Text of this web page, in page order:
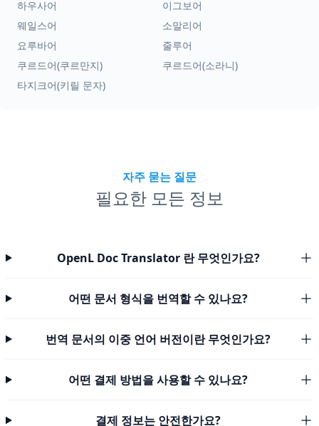
하우사어
이그보어
웨일스어
소말리어
요루바어
줄루어
쿠르드어(쿠르만지)
쿠르드어(소라니)
타지크어(키릴 문자)
자주 묻는 질문
필요한 모든 정보
OpenL Doc Translator 란 무엇인가요?
어떤 문서 형식을 번역할 수 있나요?
번역 문서의 이중 언어 버전이란 무엇인가요?
어떤 결제 방법을 사용할 수 있나요?
결제 정보는 안전한가요?